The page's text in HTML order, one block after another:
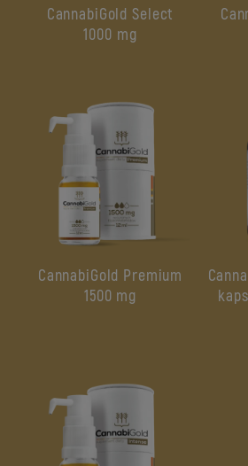
CannabiGold Select
1000 mg
CannabiGold Premium
1500 mg